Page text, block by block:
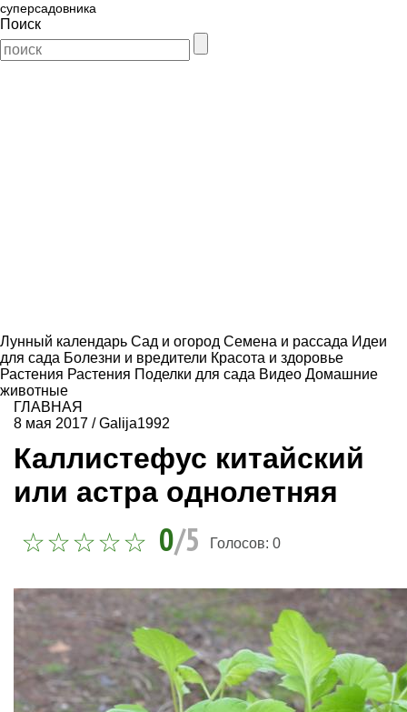
суперсадовника
Поиск
Лунный календарь Сад и огород Семена и рассада Идеи
для сада Болезни и вредители Красота и здоровье
Растения Растения Поделки для сада Видео Домашние
животные
ГЛАВНАЯ
8 мая 2017 /Galija1992
Каллистефус китайский
или астра однолетняя
0/5 Голосов: 0